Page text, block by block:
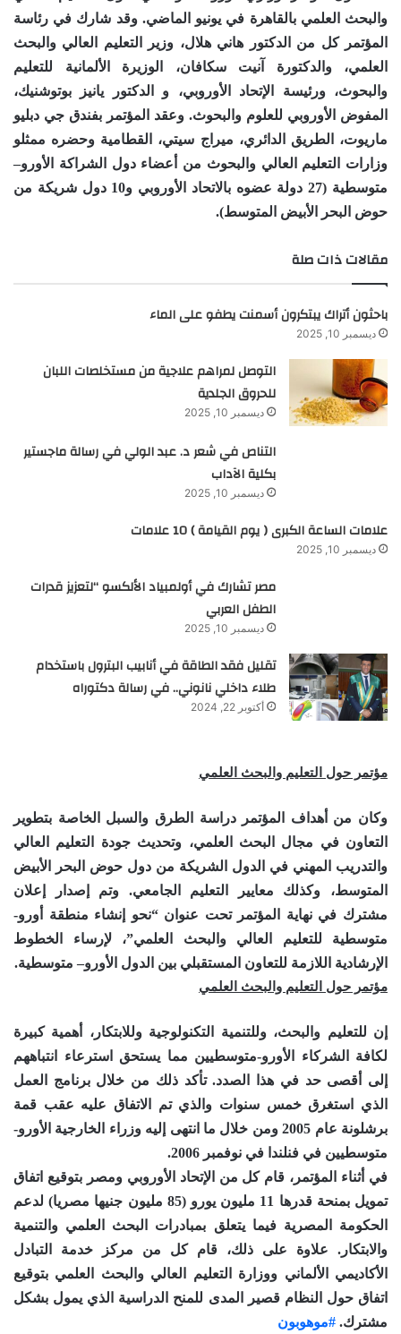
والبحث العلمي بالقاهرة في يونيو الماضي. وقد شارك في رئاسة
المؤتمر كل من الدكتور هاني هلال، وزير التعليم العالي والبحث
العلمي، والدكتورة آنيت سكافان، الوزيرة الألمانية للتعليم
والبحوث، ورئيسة الإتحاد الأوروبي، و الدكتور يانيز بوتوشنيك،
المفوض الأوروبي للعلوم والبحوث. وعقد المؤتمر بفندق جي دبليو
ماريوت، الطريق الدائري، ميراج سيتي، القطامية وحضره ممثلو
وزارات التعليم العالي والبحوث من أعضاء دول الشراكة الأورو–
متوسطية (27 دولة عضوه بالاتحاد الأوروبي و10 دول شريكة من
حوض البحر الأبيض المتوسط).
مقالات ذات صلة
باحثون أتراك يبتكرون أسمنت يطفو على الماء
ديسمبر 10, 2025
التوصل لمراهم علاجية من مستخلصات اللبان
للحروق الجلدية
ديسمبر 10, 2025
التناص في شعر د. عبد الولي في رسالة ماجستير
بكلية الآداب
ديسمبر 10, 2025
علامات الساعة الكبرى ( يوم القيامة ) 10 علامات
ديسمبر 10, 2025
مصر تشارك في أولمبياد الألكسو “لتعزيز قدرات
الطفل العربي
ديسمبر 10, 2025
تقليل فقد الطاقة في أنابيب البترول باستخدام
طلاء داخلي نانوني.. في رسالة دكتوراه
أكتوبر 22, 2024
مؤتمر حول التعليم والبحث العلمي
وكان من أهداف المؤتمر دراسة الطرق والسبل الخاصة بتطوير
التعاون في مجال البحث العلمي، وتحديث جودة التعليم العالي
والتدريب المهني في الدول الشريكة من دول حوض البحر الأبيض
المتوسط، وكذلك معايير التعليم الجامعي. وتم إصدار إعلان
مشترك في نهاية المؤتمر تحت عنوان “نحو إنشاء منطقة أورو-
متوسطية للتعليم العالي والبحث العلمي”، لإرساء الخطوط
الإرشادية اللازمة للتعاون المستقبلي بين الدول الأورو– متوسطية.
مؤتمر حول التعليم والبحث العلمي
إن للتعليم والبحث، وللتنمية التكنولوجية وللابتكار، أهمية كبيرة
لكافة الشركاء الأورو-متوسطيين مما يستحق استرعاء انتباههم
إلى أقصى حد في هذا الصدد. تأكد ذلك من خلال برنامج العمل
الذي استغرق خمس سنوات والذي تم الاتفاق عليه عقب قمة
برشلونة عام 2005 ومن خلال ما انتهى إليه وزراء الخارجية الأورو-
متوسطيين في فنلندا في نوفمبر 2006.
في أثناء المؤتمر، قام كل من الإتحاد الأوروبي ومصر بتوقيع اتفاق
تمويل بمنحة قدرها 11 مليون يورو (85 مليون جنيها مصريا) لدعم
الحكومة المصرية فيما يتعلق بمبادرات البحث العلمي والتنمية
والابتكار. علاوة على ذلك، قام كل من مركز خدمة التبادل
الأكاديمي الألماني ووزارة التعليم العالي والبحث العلمي بتوقيع
اتفاق حول النظام قصير المدى للمنح الدراسية الذي يمول بشكل
مشترك. #موهوبون